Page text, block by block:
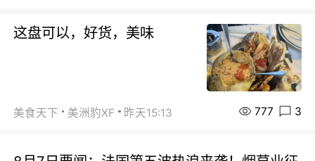
这盘可以，好货，美味
美食天下 美洲豹XF 昨天15:13 777 3